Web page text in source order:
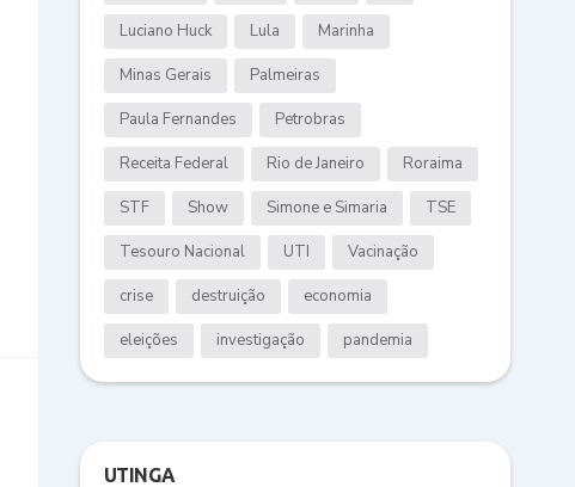
Luciano Huck Lula Marinha
Minas Gerais Palmeiras
Paula Fernandes Petrobras
Receita Federal Rio de Janeiro Roraima
STF Show Simone e Simaria TSE
Tesouro Nacional UTI Vacinação
crise destruição economia
eleições investigação pandemia
UTINGA